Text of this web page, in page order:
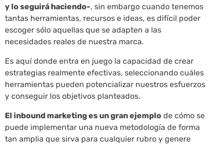
y lo seguirá haciendo-, sin embargo cuando tenemos
tantas herramientas, recursos e ideas, es difícil poder
escoger sólo aquellas que se adapten a las
necesidades reales de nuestra marca.
Es aquí donde entra en juego la capacidad de crear
estrategias realmente efectivas, seleccionando cuáles
herramientas pueden potencializar nuestros esfuerzos
y conseguir los objetivos planteados.
El inbound marketing es un gran ejemplo de cómo se
puede implementar una nueva metodología de forma
tan amplia que sirva para cualquier rubro y genere